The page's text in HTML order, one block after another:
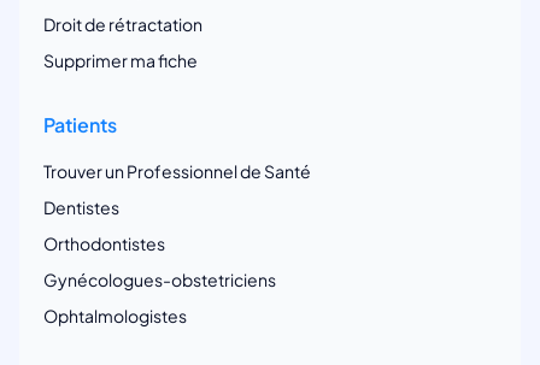
Droit de rétractation
Supprimer ma fiche
Patients
Trouver un Professionnel de Santé
Dentistes
Orthodontistes
Gynécologues-obstetriciens
Ophtalmologistes